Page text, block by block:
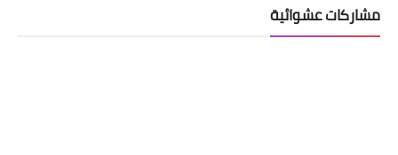
مشاركات عشوائية